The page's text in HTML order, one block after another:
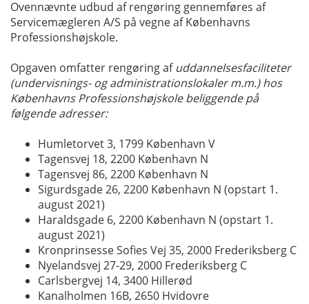
Ovennævnte udbud af rengøring gennemføres af
Servicemægleren A/S på vegne af Københavns
Professionshøjskole.
Opgaven omfatter rengøring af uddannelsesfaciliteter
(undervisnings- og administrationslokaler m.m.) hos
Københavns Professionshøjskole beliggende på
følgende adresser:
Humletorvet 3, 1799 København V
Tagensvej 18, 2200 København N
Tagensvej 86, 2200 København N
Sigurdsgade 26, 2200 København N (opstart 1.
august 2021)
Haraldsgade 6, 2200 København N (opstart 1.
august 2021)
Kronprinsesse Sofies Vej 35, 2000 Frederiksberg C
Nyelandsvej 27-29, 2000 Frederiksberg C
Carlsbergvej 14, 3400 Hillerød
Kanalholmen 16B, 2650 Hvidovre